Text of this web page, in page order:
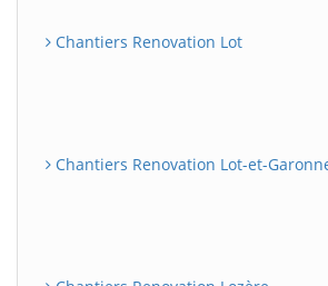
Chantiers Renovation Lot
Chantiers Renovation Lot-et-